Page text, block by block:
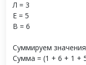
Л = 3
Е = 5
В = 6
Суммируем
Сумма = (1 + 6 + 1 +